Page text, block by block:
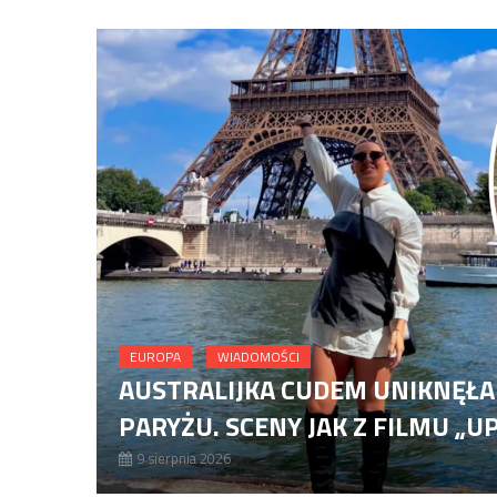
Wrocław: zasnęła w taksówce.
Bohater Czerwonego Krzyża
Australijka cudem uniknęła
EUROPA WIADOMOŚCI
AUSTRALIJKA CUDEM
PARYŻU. SCENY JAK Z FILMU
9 sierpnia 2026